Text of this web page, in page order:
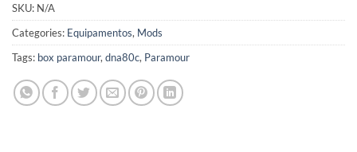
SKU: N/A
Categories: Equipamentos, Mods
Tags: box paramour, dna80c, Paramour